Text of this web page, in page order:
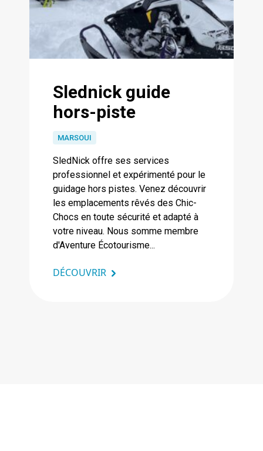
Slednick guide
hors-piste
MARSOUI
SledNick offre ses services
professionnel et expérimenté pour le
guidage hors pistes. Venez découvrir
les emplacements rêvés des Chic-
Chocs en toute sécurité et adapté à
votre niveau. Nous somme membre
d'Aventure Écotourisme...
DÉCOUVRIR